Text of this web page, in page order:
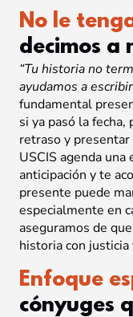
No le
decimos a
“Tu historia no
ayudamos a
fundamental
si ya pasó la
retraso y presentar
USCIS agenda
anticipación y te
presente puede
especialmente en
aseguramos de
historia con
Enfoque
cónyuges